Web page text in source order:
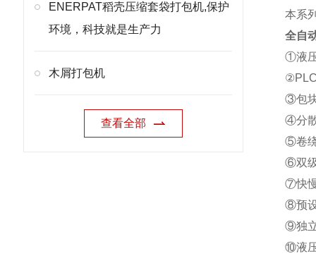
ENERPAT稻壳压缩套袋打包机,保护
环境，科技就是生产力
木屑打包机
查看全部
本系
全自
①液
③包
④分
⑤卷
⑥双
⑦快
⑧预
⑨独
⑩液